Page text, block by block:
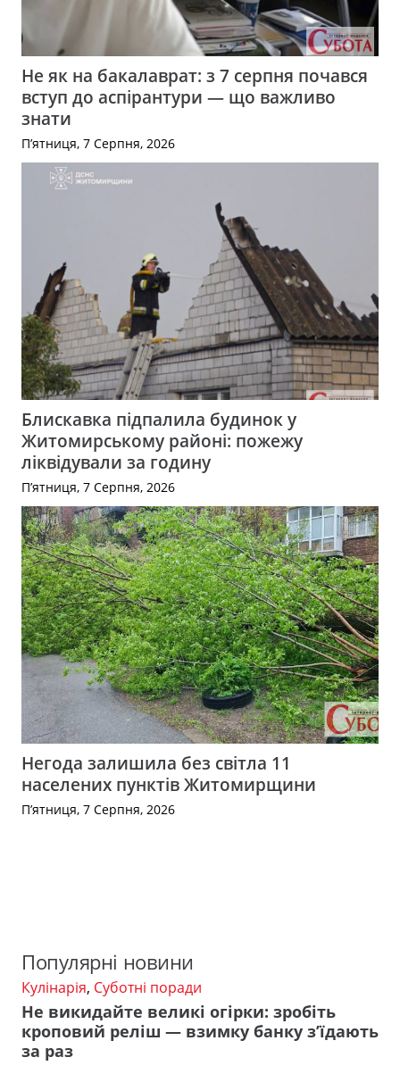
Не як на бакалаврат: з 7 серпня почався
вступ до аспірантури — що важливо
знати
П’ятниця, 7 Серпня, 2026
Блискавка підпалила будинок у
Житомирському районі: пожежу
ліквідували за годину
П’ятниця, 7 Серпня, 2026
Негода залишила без світла 11
населених пунктів Житомирщини
П’ятниця, 7 Серпня, 2026
Популярні новини
Кулінарія, Суботні поради
Не викидайте великі огірки: зробіть
кроповий реліш — взимку банку з’їдають
за раз